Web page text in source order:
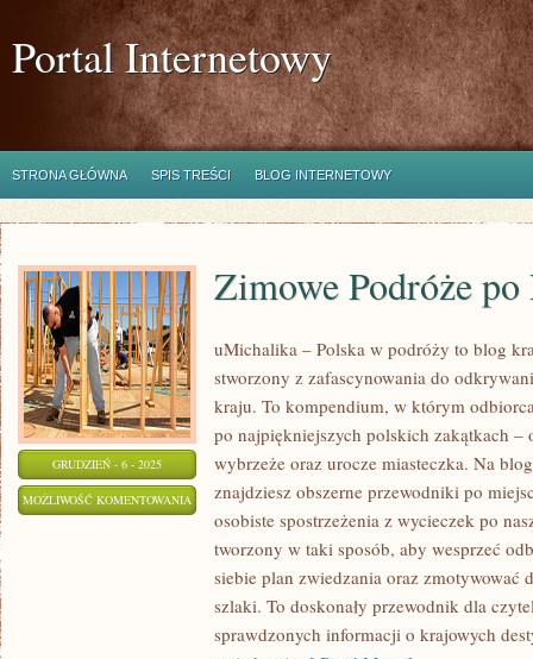
Portal Internetowy
STRONA GŁÓWNA SPIS TREŚCI BLOG INTERNETOWY
GRUDZIEŃ - 6 - 2025
MOŻLIWOŚĆ KOMENTOWANIA ZIMOWE
PODRÓŻE
POLSCE
Zimowe Podróże po
uMichalika – Polska w podróży to blog
stworzony z zafascynowania do
kraju. To kompendium, w którym
po najpiękniejszych polskich zakątkach –
wybrzeże oraz urocze miasteczka. Na
znajdziesz obszerne przewodniki po
osobiste spostrzeżenia z wycieczek po
tworzony w taki sposób, aby wesprzeć
siebie plan zwiedzania oraz zmotywować
szlaki. To doskonały przewodnik dla
sprawdzonych informacji o krajowych